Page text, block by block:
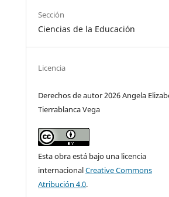
Sección
Ciencias de la Educación
Licencia
Derechos de autor 2026 Angela
Tierrablanca Vega
Esta obra está bajo una licencia
internacionalCreative Commons
Atribución 4.0.